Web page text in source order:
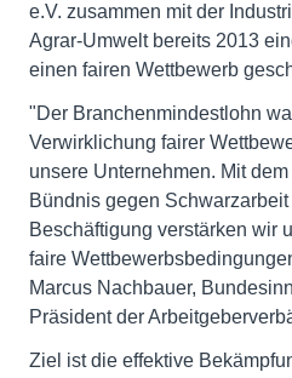
e.V. zusammen mit der
Agrar-Umwelt bereits 2013
einen fairen Wettbewerb
"Der Branchenmindestlohn
Verwirklichung fairer
unsere Unternehmen. Mit
Bündnis gegen
Beschäftigung verstärken wir
faire
Marcus Nachbauer,
Präsident der
Ziel ist die effektive